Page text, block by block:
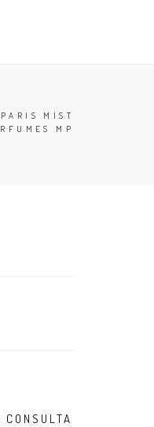
MIST
MP